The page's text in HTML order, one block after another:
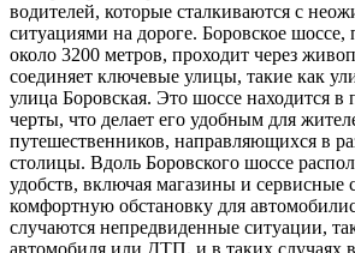
водителей, которые сталкиваются с
ситуациями на дороге. Боровское
около 3200 метров, проходит через
соединяет ключевые улицы, такие как
улица Боровская. Это шоссе находится в
черты, что делает его удобным для
путешественников, направляющихся в
столицы. Вдоль Боровского шоссе
удобств, включая магазины и сервисные
комфортную обстановку для
случаются непредвиденные ситуации,
автомобиля или ДТП, и в таких случаях